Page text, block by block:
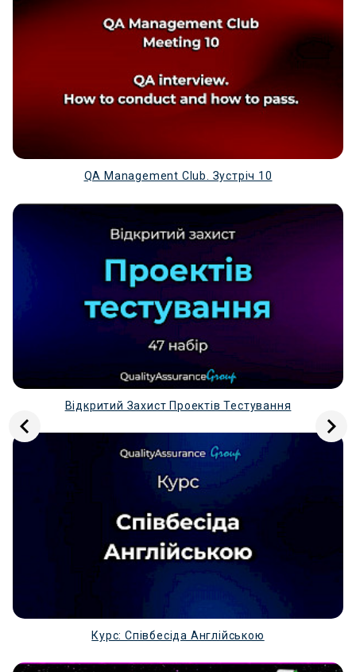
контакти, технічні навички, мови
БЕЗ помилок і не маленьким шрифтом
При написанні резюме варто дотримуватись наступних
основних розділів:
Контакти
Технічні навички
Особисті навички
Досвід роботи
Знання мов (іноземних, російську не
зазначаємо)
Інше (хоббі, волонтерство, нагороди тощо)
Розберемо детальніше написання кожного розділу
КОНТАКТИ \ CONTACTS
Пишемо локацію (країна, місто або область), адресу
не зазначаємо, номер телефону, е-мейл (той, яким
щоденно користуємось).
Контактна інформація має бути актуальна та робоча -
бажано мати активні профілі у Телеграм та LinkedIN -
зазвичай рекрутери у цих мережах комунікують
найчастіше.
Профілі робимо одразу активні - але не вставляємо
ФОТО - якщо вирішили добавляти, воно має бути
фоном, без лишніх зображень).
QA Management Club. Зустріч 10
Відкритий Захист Проектів Тестування
Курс: Співбесіда Англійською